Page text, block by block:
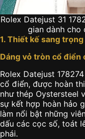
Rolex Datejust 31
gian dành cho
1. Thiết kế sang
Dáng vỏ tròn cổ điển
Rolex Datejust
cổ điển, được hoàn
như thép Oystersteel
sự kết hợp hoàn hảo
làm nổi bật những
dấu các cọc số, toát
phái.